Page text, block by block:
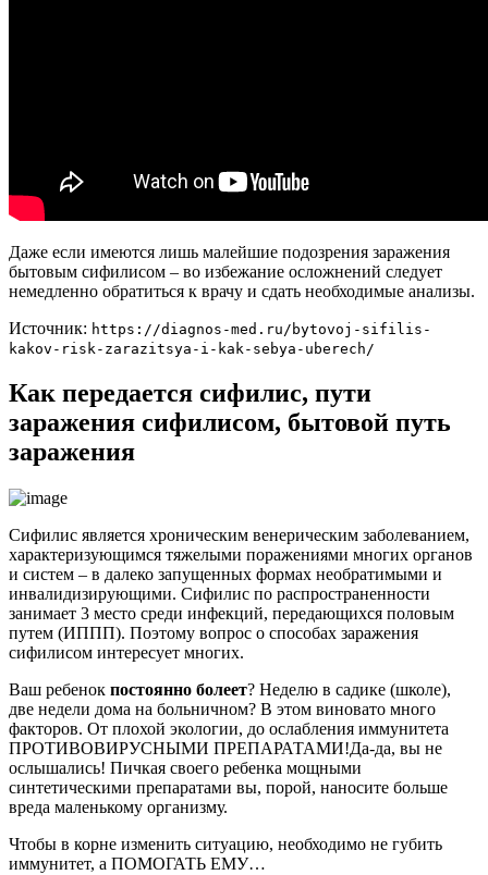
Даже если имеются лишь малейшие подозрения заражения
бытовым сифилисом – во избежание осложнений следует
немедленно обратиться к врачу и сдать необходимые анализы.
Источник: https://diagnos-med.ru/bytovoj-sifilis-
kakov-risk-zarazitsya-i-kak-sebya-uberech/
Как передается сифилис, пути
заражения сифилисом, бытовой путь
заражения
Сифилис является хроническим венерическим заболеванием,
характеризующимся тяжелыми поражениями многих органов
и систем – в далеко запущенных формах необратимыми и
инвалидизирующими. Сифилис по распространенности
занимает 3 место среди инфекций, передающихся половым
путем (ИППП). Поэтому вопрос о способах заражения
сифилисом интересует многих.
Ваш ребенок постоянно болеет? Неделю в садике (школе),
две недели дома на больничном? В этом виновато много
факторов. От плохой экологии, до ослабления иммунитета
ПРОТИВОВИРУСНЫМИ ПРЕПАРАТАМИ!Да-да, вы не
ослышались! Пичкая своего ребенка мощными
синтетическими препаратами вы, порой, наносите больше
вреда маленькому организму.
Чтобы в корне изменить ситуацию, необходимо не губить
иммунитет, а ПОМОГАТЬ ЕМУ…